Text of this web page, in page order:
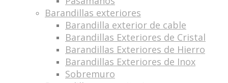
Barandillas exteriores
Barandilla exterior de cable
Barandillas Exteriores de Cristal
Barandillas Exteriores de Hierro
Barandillas Exteriores de Inox
Sobremuro